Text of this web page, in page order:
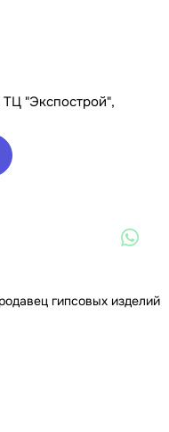
"Экспострой",
гипсовых изделий